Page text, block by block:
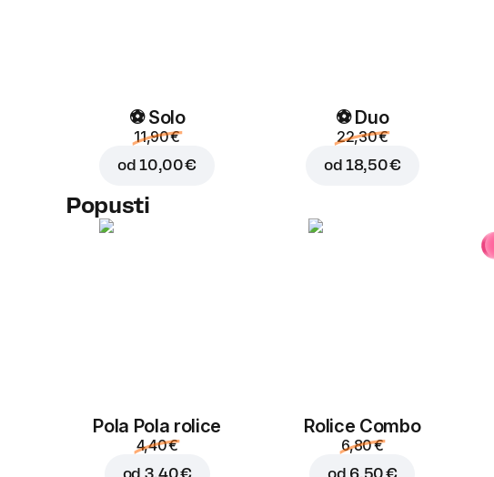
⚽ Solo
11,90 €
od10,00 €
⚽ Duo
22,30 €
od 18,50 €
Popusti
Pola Pola rolice
4,40 €
Rolice Combo
6,80 €